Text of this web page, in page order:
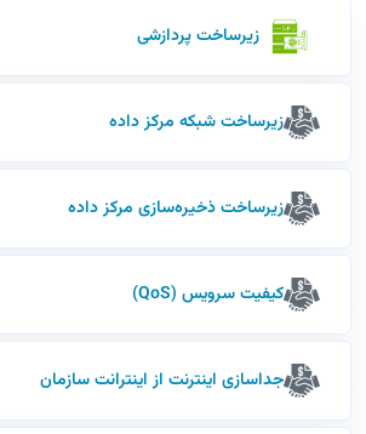
زیرساخت پردازشی
زیرساخت شبکه مرکز داده
زیرساخت ذخیره‌سازی مرکز داده
کیفیت سرویس (QoS)
جداسازی اینترنت از اینترانت سازمان